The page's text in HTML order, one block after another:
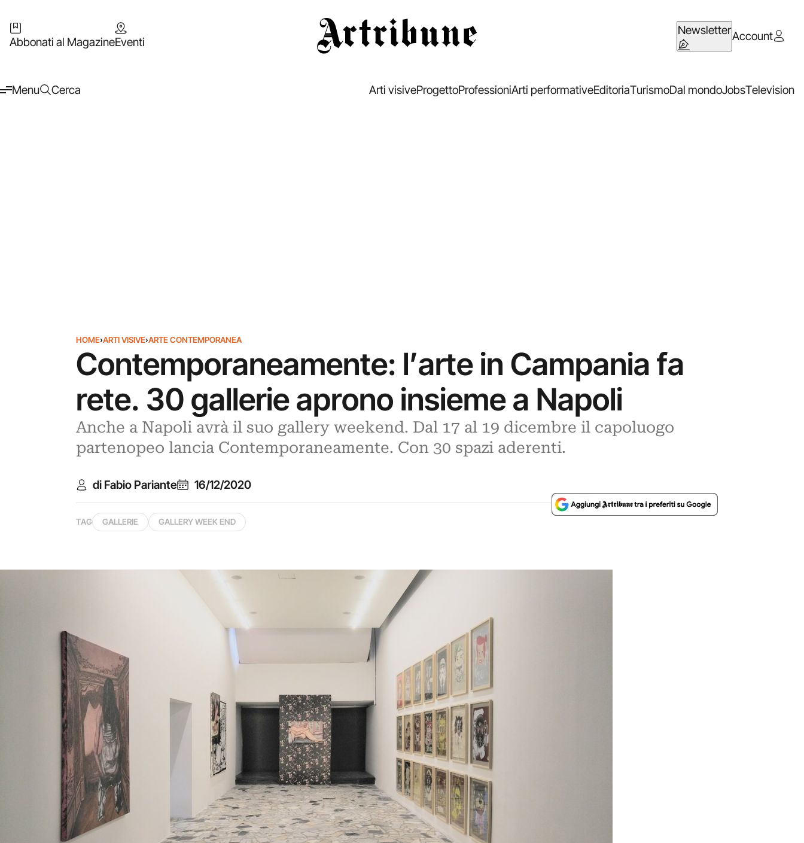
Abbonati al MagazineEventi
NewsletterAccount
Menu Cerca Arti visiveProgettoProfessioniArti performativeEditoriaTurismoDal mondoJobsTelevision
HOME›ARTI VISIVE›ARTE CONTEMPORANEA
Contemporaneamente: l’arte in Campania fa
rete. 30 gallerie aprono insieme a Napoli
Anche a Napoli avrà il suo gallery weekend. Dal 17 al 19 dicembre il capoluogo
partenopeo lancia Contemporaneamente. Con 30 spazi aderenti.
di Fabio Pariante 16/12/2020
TAG GALLERIE GALLERY WEEK END